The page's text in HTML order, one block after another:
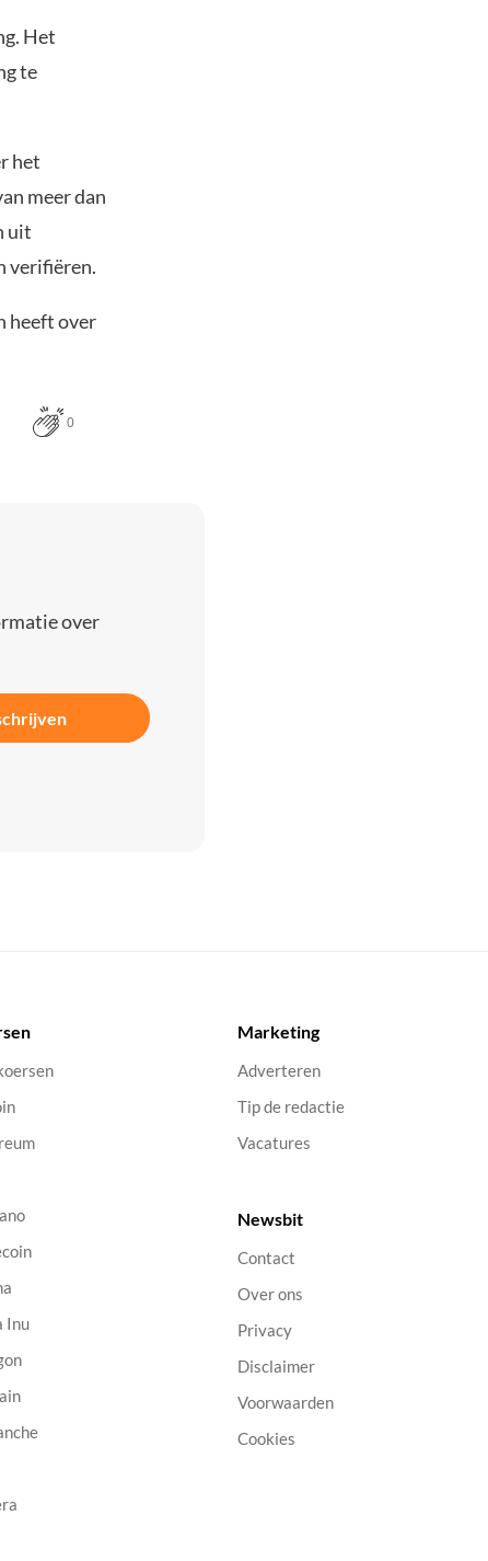
Het
te
het
meer dan
uit
verifiëren.
heeft over
0
over
Inu
Marketing
Adverteren
Tip de redactie
Vacatures
Newsbit
Contact
Over ons
Privacy
Disclaimer
Voorwaarden
Cookies